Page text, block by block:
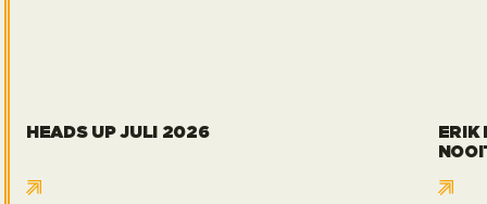
HEADS UP JULI 2026
ERIK